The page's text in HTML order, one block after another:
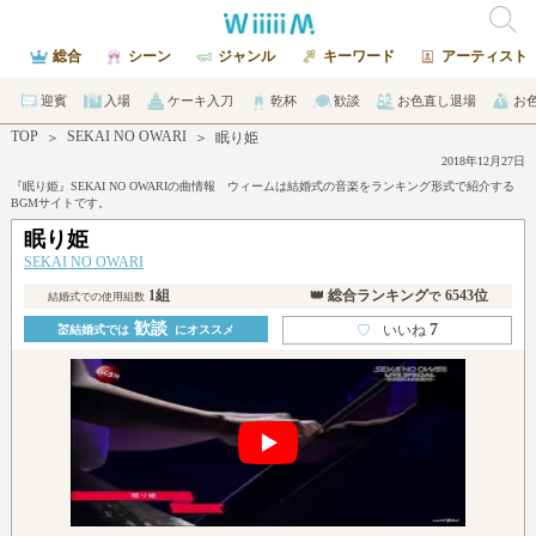
総合 シーン ジャンル キーワード アーティスト
迎賓 入場 ケーキ入刀 乾杯 歓談 お色直し退場 お
TOP ＞ SEKAI NO OWARI ＞ 眠り姫
2018年12月27日
『眠り姫』SEKAI NO OWARIの曲情報 ウィームは結婚式の音楽をランキング形式で紹介する
BGMサイトです。
眠り姫
SEKAI NO OWARI
結婚式での使用組数1組 👑 総合ランキングで 6543位
💒結婚式では歓談 にオススメ ♡ いいね7